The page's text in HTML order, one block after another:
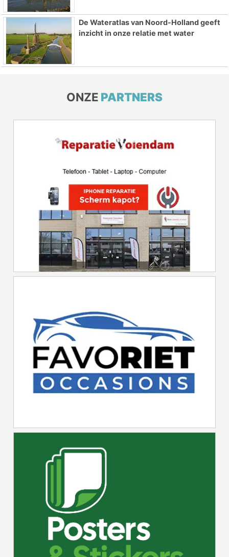
De Wateratlas van Noord-Holland geeft
inzicht in onze relatie met water
ONZE PARTNERS